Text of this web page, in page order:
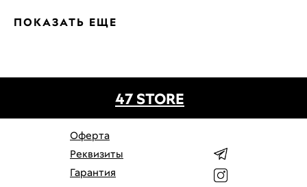
ПОКАЗАТЬ ЕЩЕ
Оферта
Реквизиты
Гарантия
47 STORE